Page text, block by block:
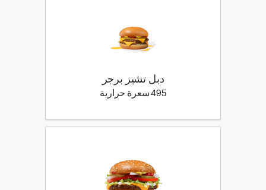
دبل تشيز برجر
495 سعرة حرارية 495 كيلو سعرة حرارية